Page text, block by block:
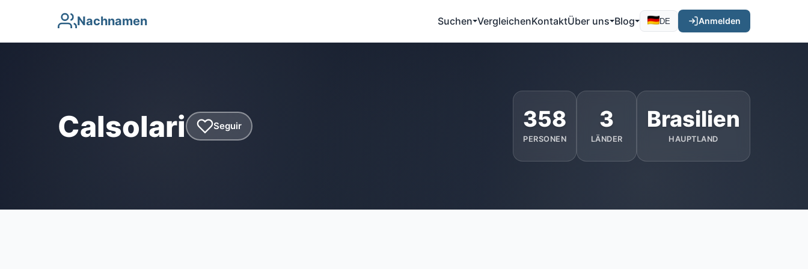
Nachnamen Suchen VergleichenKontaktÜber uns Blog DE Anmelden
Calsolari Seguir 358
PERSONEN
3
LÄNDER
Brasilien
HAUPTLAND